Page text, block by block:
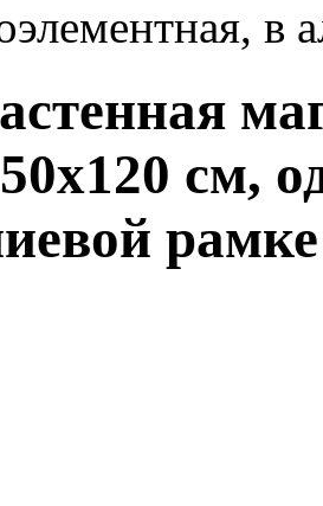
в
см,
рамке